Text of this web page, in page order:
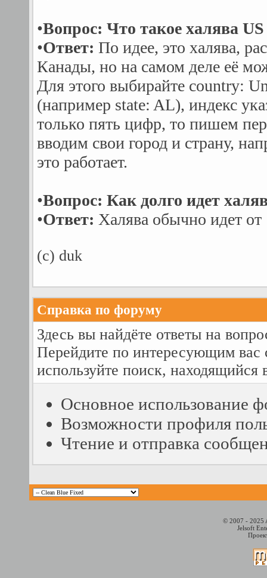
•Вопрос: Что такое халява
•Ответ: По идее, это халява,
Канады, но на самом деле её
Для этого выбирайте country:
(например state: AL), индекс
только пять цифр, то пишем
вводим свои город и страну,
это работает.
•Вопрос: Как долго идет
•Ответ: Халява обычно идет от
(c) duk
Справка по форуму
Здесь вы найдёте ответы на
Перейдите по интересующим
используйте поиск, находящийся
Основное использование
Возможности профиля
Чтение и отправка
© 2007 - 2025
Jelsoft